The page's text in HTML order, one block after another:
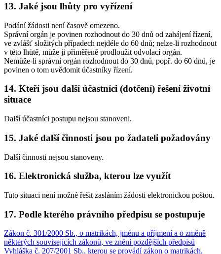
13. Jaké jsou lhůty pro vyřízení
Podání žádosti není časově omezeno.
Správní orgán je povinen rozhodnout do 30 dnů od zahájení řízení,
ve zvlášť složitých případech nejdéle do 60 dnů; nelze-li rozhodnout
v této lhůtě, může ji přiměřeně prodloužit odvolací orgán.
Nemůže-li správní orgán rozhodnout do 30 dnů, popř. do 60 dnů, je
povinen o tom uvědomit účastníky řízení.
14. Kteří jsou další účastníci (dotčení) řešení životní
situace
Další účastníci postupu nejsou stanoveni.
15. Jaké další činnosti jsou po žadateli požadovány
Další činnosti nejsou stanoveny.
16. Elektronická služba, kterou lze využít
Tuto situaci není možné řešit zasláním žádosti elektronickou poštou.
17. Podle kterého právního předpisu se postupuje
Zákon č. 301/2000 Sb., o matrikách, jménu a příjmení a o změně
některých souvisejících zákonů, ve znění pozdějších předpisů
Vyhláška č. 207/2001 Sb., kterou se provádí zákon o matrikách,